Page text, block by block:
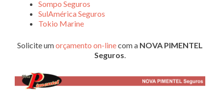
Sompo Seguros
SulAmérica Seguros
Tokio Marine
Solicite umorçamento on-linecom a NOVA PIMENTEL
Seguros.